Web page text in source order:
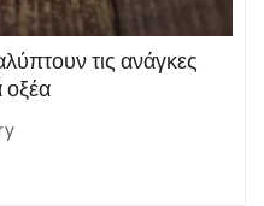
τις ανάγκες
οξέα